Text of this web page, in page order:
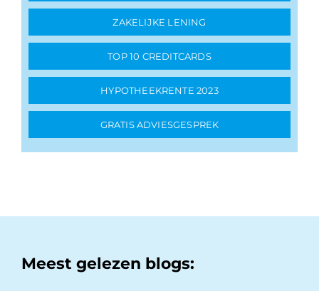
ZAKELIJKE LENING
TOP 10 CREDITCARDS
HYPOTHEEKRENTE 2023
GRATIS ADVIESGESPREK
Meest gelezen blogs: